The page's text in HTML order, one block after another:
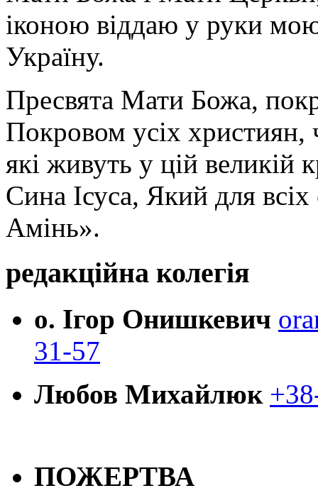
іконою віддаю у руки
Україну.
Пресвята Мати Божа,
Покровом усіх християн,
які живуть у цій великій
Сина Ісуса, Який для
Амінь».
редакційна колегія
о. Ігор Онишкевич
31-57
Любов Михайлюк
ПОЖЕРТВА